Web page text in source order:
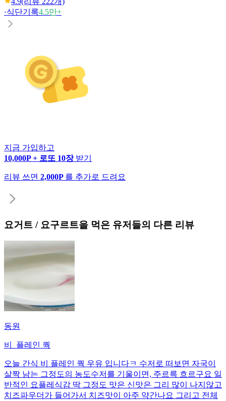
·식단기록4.5만+
지금 가입하고
10,000P + 로또 10장 받기
리뷰 쓰면 2,000P 를 추가로 드려요
요거트 / 요구르트을 먹은 유저들의 다른 리뷰
동원
비_플레인 쿽
오늘 간식 비 플레인 쿽 우유 입니다ㅋ 수저로 떠보면 자국이
살짝 남는 그정도의 농도수저를 기울이면, 주르륵 흐르구요 일
반적인 요플레식감 딱 그정도 맛은 신맛은 그리 많이 나지않고
치즈파우더가 들어가서 치즈맛이 아주 약간나요 그리고 전체